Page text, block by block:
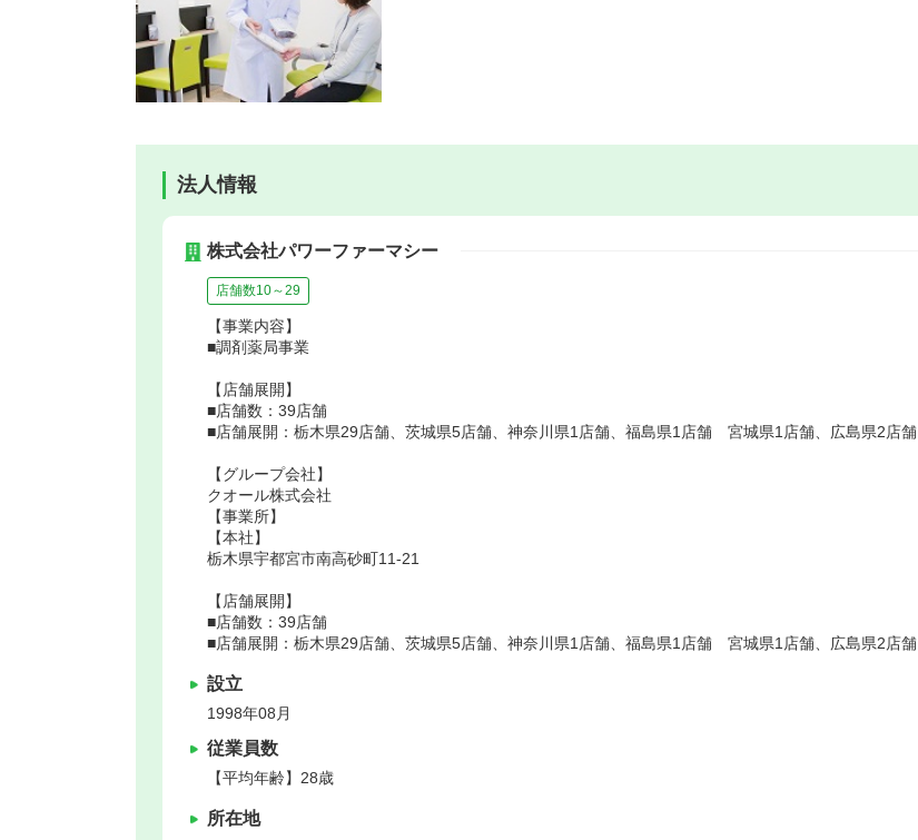
法人情報
株式会社パワーファーマシー
店舗数10～29
【事業内容】
■調剤薬局事業
【店舗展開】
■店舗数：39店舗
■店舗展開：栃木県29店舗、茨城県5店舗、神奈川県1店舗、福島県1店舗 宮城県1店舗、広島県2店舗
【グループ会社】
クオール株式会社
【事業所】
【本社】
栃木県宇都宮市南高砂町11-21
【店舗展開】
■店舗数：39店舗
■店舗展開：栃木県29店舗、茨城県5店舗、神奈川県1店舗、福島県1店舗 宮城県1店舗、広島県2店舗
設立
1998年08月
従業員数
【平均年齢】28歳
所在地